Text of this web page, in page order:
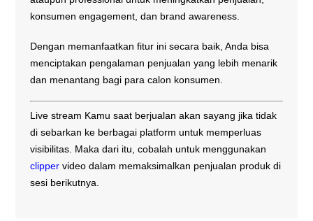
konsumen engagement, dan brand awareness.
Dengan memanfaatkan fitur ini secara baik, Anda bisa
menciptakan pengalaman penjualan yang lebih menarik
dan menantang bagi para calon konsumen.
Live stream Kamu saat berjualan akan sayang jika tidak
di sebarkan ke berbagai platform untuk memperluas
visibilitas. Maka dari itu, cobalah untuk menggunakan
clipper video dalam memaksimalkan penjualan produk di
sesi berikutnya.